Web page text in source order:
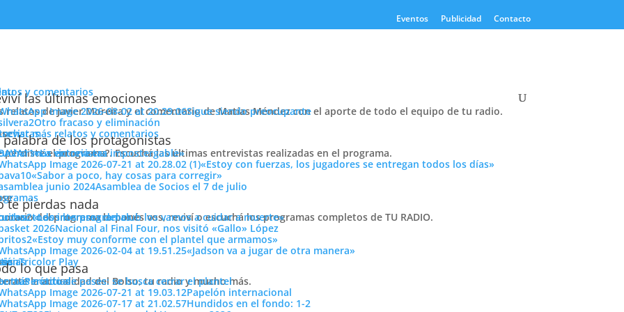
Eventos Publicidad Contacto
y comentarios
las últimas emociones
relatos de Javier Moreira y el comentario de Matías Méndez con el aporte de todo el equipo de tu radio.
Sigue siendo preocupante
Otro fracaso y eliminación
más relatos y comentarios
palabra de los protagonistas
perdiste el programa?. Escuchá las últimas entrevistas realizadas en el programa.
más entrevistas
«La victoria era impostergable»
«Estoy con fuerzas, los jugadores se entregan todos los días»
«Sabor a poco, hay cosas para corregir»
Asamblea de Socios el 7 de julio
te pierdas nada
del programa lo ponés vos, reviví o escuchá los programas completos de TU RADIO.
todos los programas
«Los intereses del club los vamos a cuidar a muerte»
Nacional al Final Four, nos visitó «Gallo» López
«Estoy muy conforme con el plantel que armamos»
«Jadson va a jugar de otra manera»
Play
lo que pasa
la actualidad del Bolso, tu radio y mucho más.
más noticias
Período de pases: se busca cerrar el plantel
Papelón internacional
Hundidos en el fondo: 1-2
que estoy haciendo las cosas
a la pretemporada lo vimos muy bien, enuna versión renovada del
Iquique chileno,con mayor despliegue que antes de irse, con
Tweets by PasionTricolor1